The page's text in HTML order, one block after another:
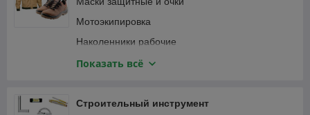
Мотоэкипировка
Наколенники рабочие
Наушники
Привязь страховочная
Показать всё
Строительный инструмент